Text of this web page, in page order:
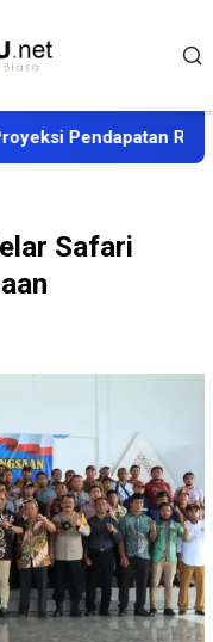
Pendapatan Rp1,8
Safari